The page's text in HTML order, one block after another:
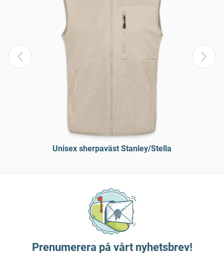
Unisex sherpaväst Stanley/Stella
Prenumerera på vårt nyhetsbrev!